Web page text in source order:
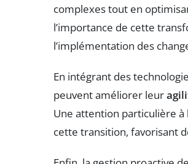
complexes tout en
l’importance de cette
l’implémentation des
En intégrant des
peuvent améliorer leur
Une attention particulière à
cette transition, favorisant